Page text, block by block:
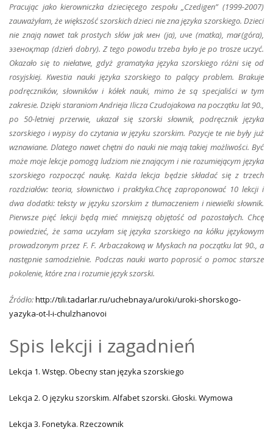
Pracując jako kierowniczka dziecięcego zespołu „Czedigen” (1999-2007)
zauważyłam, że większość szorskich dzieci nie zna języka szorskiego. Dzieci
nie znają nawet tak prostych słów jak мен (ja), иче (matka), тағ (góra),
эзеноқтар (dzień dobry). Z tego powodu trzeba było je po trosze uczyć.
Okazało się to niełatwe, gdyż gramatyka języka szorskiego różni się od
rosyjskiej. Kwestia nauki języka szorskiego to palący problem. Brakuje
podręczników, słowników i kółek nauki, mimo że są specjaliści w tym
zakresie. Dzięki staraniom Andrieja Ilicza Czudojakowa na początku lat 90.,
po 50-letniej przerwie, ukazał się szorski słownik, podręcznik języka
szorskiego i wypisy do czytania w języku szorskim. Pozycje te nie były już
wznawiane. Dlatego nawet chętni do nauki nie mają takiej możliwości. Być
może moje lekcje pomogą ludziom nie znającym i nie rozumiejącym języka
szorskiego rozpocząć naukę. Każda lekcja będzie składać się z trzech
rozdziałów: teoria, słownictwo i praktyka.Chcę zaproponować 10 lekcji i
dwa dodatki: teksty w języku szorskim z tłumaczeniem i niewielki słownik.
Pierwsze pięć lekcji będą mieć mniejszą objętość od pozostałych. Chcę
powiedzieć, że sama uczyłam się języka szorskiego na kółku językowym
prowadzonym przez F. F. Arbaczakową w Myskach na początku lat 90., a
następnie samodzielnie. Podczas nauki warto poprosić o pomoc starsze
pokolenie, które zna i rozumie język szorski.
Źródło:http://tili.tadarlar.ru/uchebnaya/uroki/uroki-shorskogo-
yazyka-ot-l-i-chulzhanovoi
Spis lekcji i zagadnień
Lekcja 1. Wstęp. Obecny stan języka szorskiego
Lekcja 2. O języku szorskim. Alfabet szorski. Głoski. Wymowa
Lekcja 3. Fonetyka. Rzeczownik